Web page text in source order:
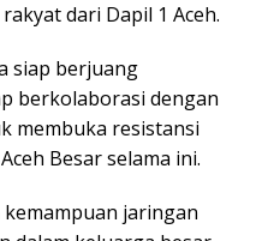
dari Dapil 1 Aceh.
siap berjuang
berkolaborasi dengan
membuka resistansi
Besar selama ini.
jaringan